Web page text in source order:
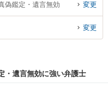
偽鑑定・遺言無効 変更
変更
・遺言無効に強い弁護士